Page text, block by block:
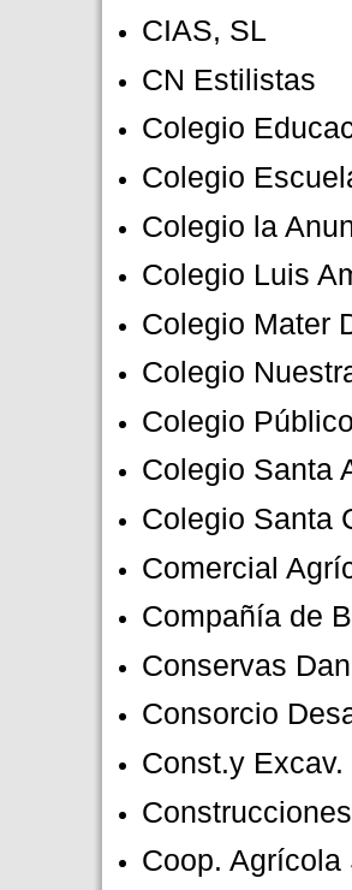
CIAS, SL
CN Estilistas
Colegio
Colegio
Colegio la
Colegio Luis
Colegio Mater
Colegio
Colegio
Colegio Santa
Colegio Santa
Comercial
Compañía de
Conservas
Consorcio
Const.y
Coop. Agrícola